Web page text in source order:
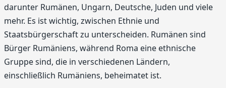
darunter Rumänen, Ungarn, Deutsche, Juden und viele
mehr. Es ist wichtig, zwischen Ethnie und
Staatsbürgerschaft zu unterscheiden. Rumänen sind
Bürger Rumäniens, während Roma eine ethnische
Gruppe sind, die in verschiedenen Ländern,
einschließlich Rumäniens, beheimatet ist.